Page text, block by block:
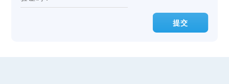
提交